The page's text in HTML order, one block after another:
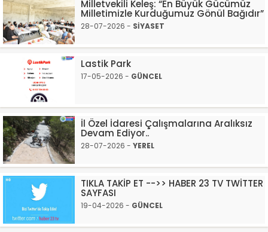
Milletvekili Keleş: “En Büyük Gücümüz
Milletimizle Kurduğumuz Gönül Bağıdır”
28-07-2026 - SİYASET
Lastik Park
17-05-2026 - GÜNCEL
İl Özel İdaresi Çalışmalarına Aralıksız
Devam Ediyor..
28-07-2026 - YEREL
TIKLA TAKİP ET -->> HABER 23 TV TWİTTER
SAYFASI
19-04-2026 - GÜNCEL